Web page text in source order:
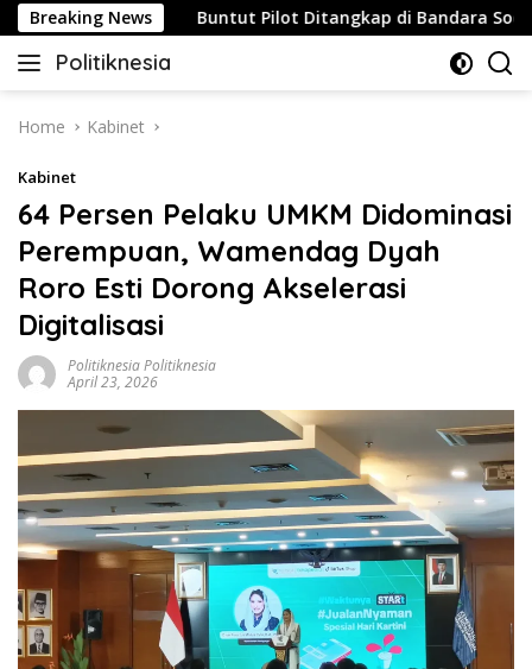
Skip
to
content
Breaking NewsBuntut Pilot Ditangkap di Bandara Soetta,
Politiknesia
Politiknesia.com
Home Kabinet
Kabinet
64 Persen Pelaku UMKM Didominasi
Perempuan, Wamendag Dyah
Roro Esti Dorong Akselerasi
Digitalisasi
Politiknesia Politiknesia
April 23, 2026